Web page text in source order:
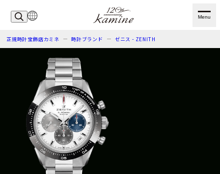
Menu
正規時計宝飾店カミネ 時計ブランド ゼニス - ZENITH